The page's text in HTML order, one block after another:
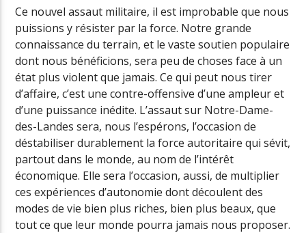
Ce nouvel assaut militaire, il est improbable que nous
puissions y résister par la force. Notre grande
connaissance du terrain, et le vaste soutien populaire
dont nous bénéficions, sera peu de choses face à un
état plus violent que jamais. Ce qui peut nous tirer
d’affaire, c’est une contre-offensive d’une ampleur et
d’une puissance inédite. L’assaut sur Notre-Dame-
des-Landes sera, nous l’espérons, l’occasion de
déstabiliser durablement la force autoritaire qui sévit,
partout dans le monde, au nom de l’intérêt
économique. Elle sera l’occasion, aussi, de multiplier
ces expériences d’autonomie dont découlent des
modes de vie bien plus riches, bien plus beaux, que
tout ce que leur monde pourra jamais nous proposer.